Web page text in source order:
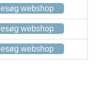
webshop
webshop
webshop